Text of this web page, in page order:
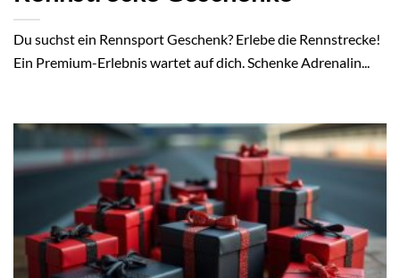
Du suchst ein Rennsport Geschenk? Erlebe die Rennstrecke!
Ein Premium-Erlebnis wartet auf dich. Schenke Adrenalin...